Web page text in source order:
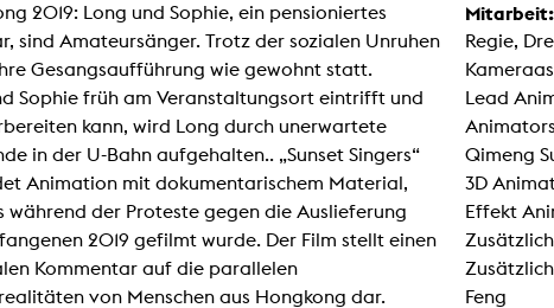
2019: Long und Sophie, ein pensioniertes
sind Amateursänger. Trotz der sozialen Unruhen
Gesangsaufführung wie gewohnt statt.
Sophie früh am Veranstaltungsort eintrifft und
kann, wird Long durch unerwartete
in der U-Bahn aufgehalten.. „Sunset Singers“
Animation mit dokumentarischem Material,
während der Proteste gegen die Auslieferung
2019 gefilmt wurde. Der Film stellt einen
Kommentar auf die parallelen
von Menschen aus Hongkong dar.
Mitarbeit:
Regie,
Lead
Qimeng
3D
Effekt
Feng
Animationsstudio
Aula
Case – Projektraum Fotgrafie
Computer Seminarraum
3-D-Labor
exMedia Lab
Filmstudios
Fotolabor
Grading
Infrastruktur
Elektroniklabor
Multispecies Studio
Kameratechnik
Schnittplätze
Tonstudios